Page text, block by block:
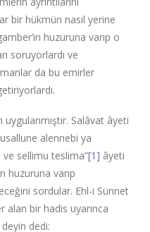
bir hükmün nasıl yerine
huzuruna varıp o
soruyorlardı ve
da bu emirler
Salâvat âyeti
alennebi ya
sellimu teslima”[1] âyeti
huzuruna varıp
sordular. Ehl-i Sünnet
alan bir hadis uyarınca
dedi: